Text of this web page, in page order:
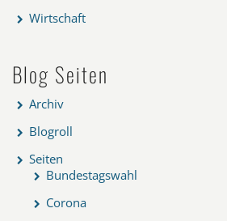
Wirtschaft
Blog Seiten
Archiv
Blogroll
Seiten
Bundestagswahl
Corona